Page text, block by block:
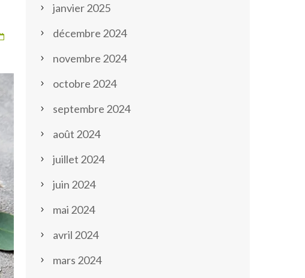
janvier 2025
décembre 2024
novembre 2024
octobre 2024
septembre 2024
août 2024
juillet 2024
juin 2024
mai 2024
avril 2024
mars 2024